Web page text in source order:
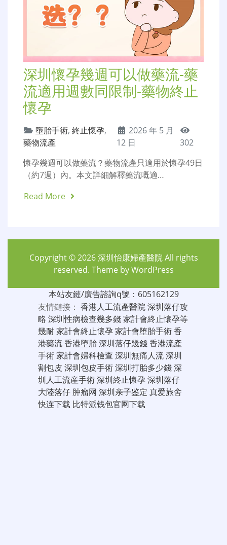
深圳懷孕幾週可以做藥流-藥
流適用週數同限制-藥物終止
懷孕
墮胎手術, 終止懷孕,
藥物流產
2026 年 5 月
12 日
302
懷孕幾週可以做藥流？藥物流產只適用於懷孕49日
（約7週）內。本文詳細解釋藥流嘅適…
Read More
Copyright © 2026深圳怡康婦產醫院All rights
reserved. Theme byWordPress
本站友鏈/廣告諮詢q號：605162129
友情鏈接： 香港人工流產醫院深圳落仔攻
略 深圳性病檢查幾多錢家計會終止懷孕等
幾耐家計會終止懷孕家計會堕胎手術香
港藥流香港堕胎深圳落仔幾錢香港流產
手術家計會婦科檢查 深圳無痛人流深圳
割包皮 深圳包皮手術深圳打胎多少錢深
圳人工流産手術深圳終止懷孕深圳落仔
大陸落仔 肿瘤网 深圳亲子鉴定 真爱旅舍
快连下载 比特派钱包官网下载